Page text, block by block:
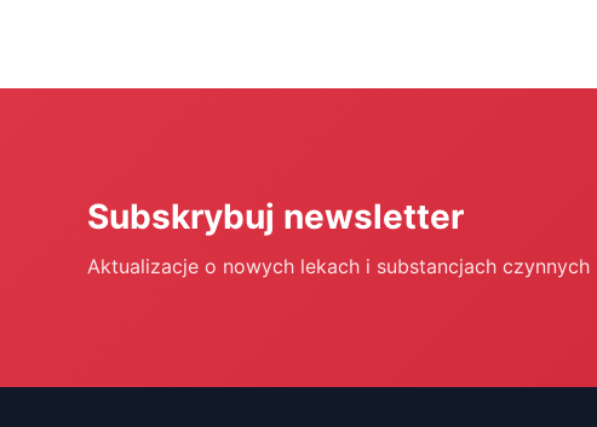
Subskrybuj newsletter
Aktualizacje o nowych lekach i substancjach czynnych